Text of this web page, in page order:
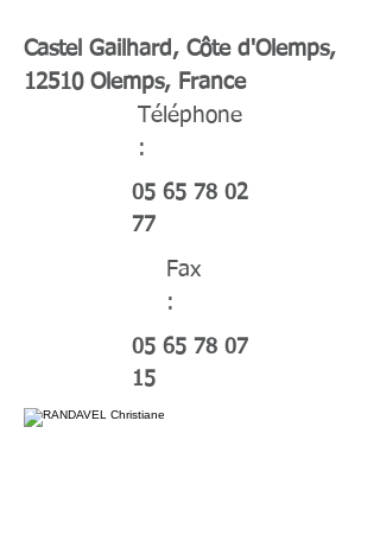
Castel Gailhard, Côte d'Olemps,
12510 Olemps, France
Téléphone
:
05 65 78 02
77
Fax
:
05 65 78 07
15